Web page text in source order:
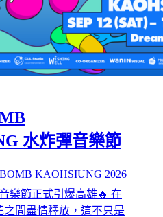
水炸彈音樂節
KAOHSIUNG 2026
節正式引爆高雄🔥 在
之間盡情釋放，這不只是